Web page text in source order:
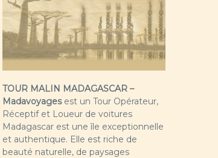
TOUR MALIN MADAGASCAR –
Madavoyagesest un Tour Opérateur,
Réceptif et Loueur de voitures
Madagascar est une île exceptionnelle
et authentique. Elle est riche de
beauté naturelle, de paysages